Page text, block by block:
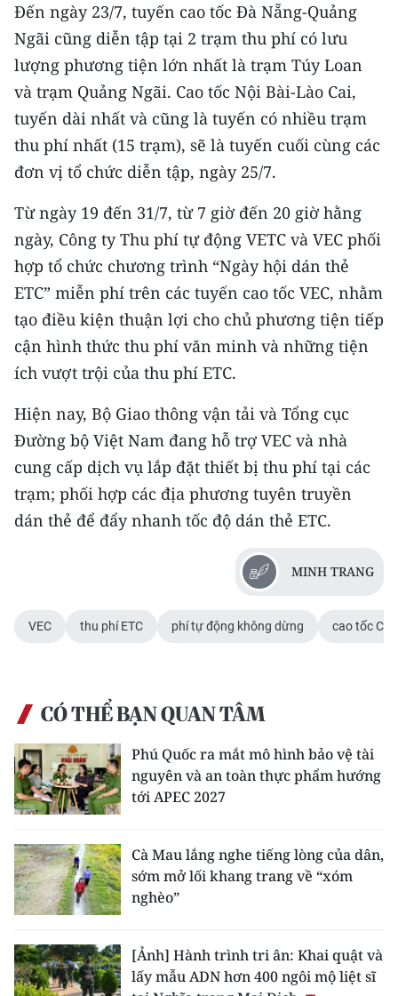
Duyên hải Nam Trung Bộ và Tây
Nguyên
Đông Nam Bộ
Đồng bằng sông Cửu Long
Chuyên trang Hà Nội
CHUYÊN ĐỀ
CÁC CHUYÊN TRANG
VỀ BÁO NHÂN DÂN
THỜI NAY
NHÂN DÂN CUỐI TUẦN
NHÂN DÂN HẰNG THÁNG
MUA BÁO
ESPAÑOL
Đến ngày 23/7, tuyến cao tốc Đà Nẵng-Quảng
Ngãi cũng diễn tập tại 2 trạm thu phí có lưu
lượng phương tiện lớn nhất là trạm Túy Loan
và trạm Quảng Ngãi. Cao tốc Nội Bài-Lào Cai,
tuyến dài nhất và cũng là tuyến có nhiều trạm
thu phí nhất (15 trạm), sẽ là tuyến cuối cùng các
đơn vị tổ chức diễn tập, ngày 25/7.
Từ ngày 19 đến 31/7, từ 7 giờ đến 20 giờ hằng
ngày, Công ty Thu phí tự động VETC và VEC phối
hợp tổ chức chương trình “Ngày hội dán thẻ
ETC” miễn phí trên các tuyến cao tốc VEC, nhằm
tạo điều kiện thuận lợi cho chủ phương tiện tiếp
cận hình thức thu phí văn minh và những tiện
ích vượt trội của thu phí ETC.
Hiện nay, Bộ Giao thông vận tải và Tổng cục
Đường bộ Việt Nam đang hỗ trợ VEC và nhà
cung cấp dịch vụ lắp đặt thiết bị thu phí tại các
trạm; phối hợp các địa phương tuyên truyền
dán thẻ để đẩy nhanh tốc độ dán thẻ ETC.
MINH TRANG
VEC thu phí ETC phí tự động không dừng cao tốc
CÓ THỂ BẠN QUAN TÂM
Phú Quốc ra mắt mô hình bảo vệ tài
nguyên và an toàn thực phẩm hướng
tới APEC 2027
Cà Mau lắng nghe tiếng lòng của dân,
sớm mở lối khang trang về “xóm
nghèo”
[Ảnh] Hành trình tri ân: Khai quật và
lấy mẫu ADN hơn 400 ngôi mộ liệt sĩ